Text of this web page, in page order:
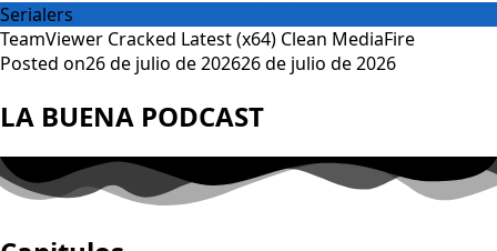
Serialers
TeamViewer Cracked Latest (x64) Clean MediaFire
Posted on26 de julio de 202626 de julio de 2026
LA BUENA PODCAST